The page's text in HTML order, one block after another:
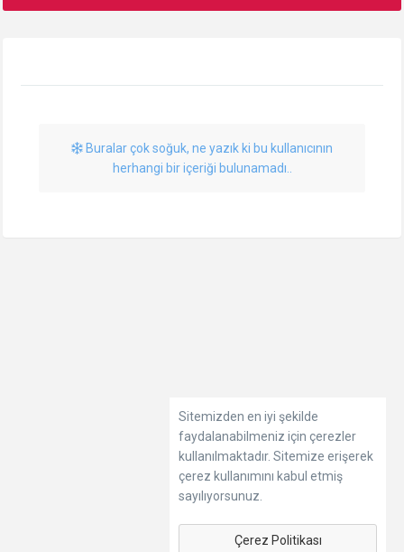
Buralar çok soğuk, ne yazık ki bu kullanıcının
herhangi bir içeriği bulunamadı..
Sitemizden en iyi şekilde
faydalanabilmeniz için çerezler
kullanılmaktadır. Sitemize erişerek
çerez kullanımını kabul etmiş
sayılıyorsunuz.
Çerez Politikası